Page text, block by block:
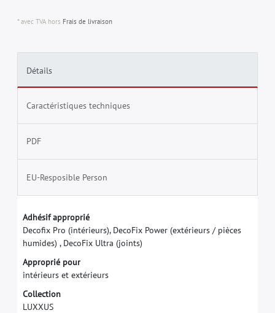
* avec TVA hors Frais de livraison
Détails
Caractéristiques techniques
PDF
EU-Resposible Person
Adhésif approprié
Decofx Pro (intérieurs), DecoFix Power (extérieurs / pièces
humides) , DecoFix Ultra (joints)
Approprié pour
intérieurs et extérieurs
Collection
LUXXUS